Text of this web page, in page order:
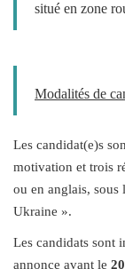
situé en zone
Modalités de
Les candidat(e)s
motivation et trois
ou en anglais, sous
Ukraine ».
Les candidats sont
annonce avant le